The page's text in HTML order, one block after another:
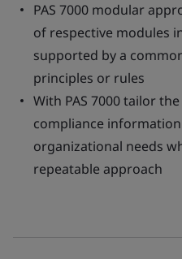
PAS 7000 modular
of respective modules
supported by a
principles or rules
With PAS 7000 tailor
compliance
organizational needs
repeatable approach